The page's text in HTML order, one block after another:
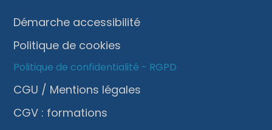
Démarche accessibilité
Politique de cookies
Politique de confidentialité - RGPD
CGU / Mentions légales
CGV : formations